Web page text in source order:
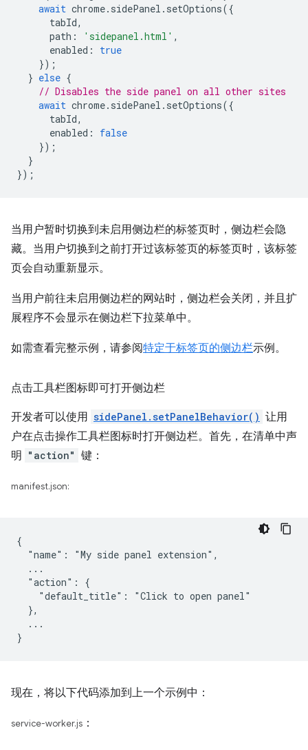
await chrome. sidePanel . setOptions({
tabId,
path : 'sidepanel.html' ,
enabled :
true
});
} else {
// Disables the side panel on all other sites
await chrome. sidePanel . setOptions({
tabId,
enabled :
false
});
}
});
当用户暂时切换到未启用侧边栏的标签页时，侧边栏会隐
藏。当用户切换到之前打开过该标签页的标签页时，该标签
页会自动重新显示。
当用户前往未启用侧边栏的网站时，侧边栏会关闭，并且扩
展程序不会显示在侧边栏下拉菜单中。
如需查看完整示例，请参阅特定于标签页的侧边栏示例。
点击工具栏图标即可打开侧边栏
开发者可以使用 sidePanel.setPanelBehavior() 让用
户在点击操作工具栏图标时打开侧边栏。首先，在清单中声
明
"action" 键：
manifest.json:
{
  "name": "My side panel extension",
  ...
  "action": {
    "default_title": "Click to open panel"
  },
  ...
现在，将以下代码添加到上一个示例中：
service-worker.js ：